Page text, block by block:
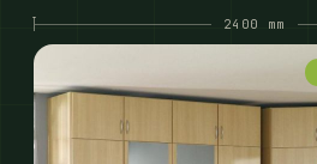
2400 mm